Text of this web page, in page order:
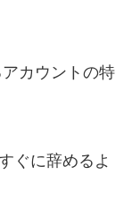
カウントの特
ぐに辞めるよ